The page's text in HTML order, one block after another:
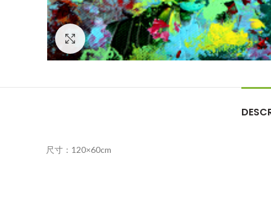
Click to enlarge
尺寸：120×60cm